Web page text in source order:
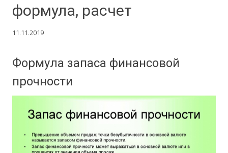
формула, расчет
11.11.2019
Формула запаса финансовой
прочности